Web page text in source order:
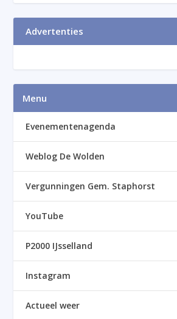
Advertenties
Menu
Evenementenagenda
Weblog De Wolden
Vergunningen Gem. Staphorst
YouTube
P2000 IJsselland
Instagram
Actueel weer